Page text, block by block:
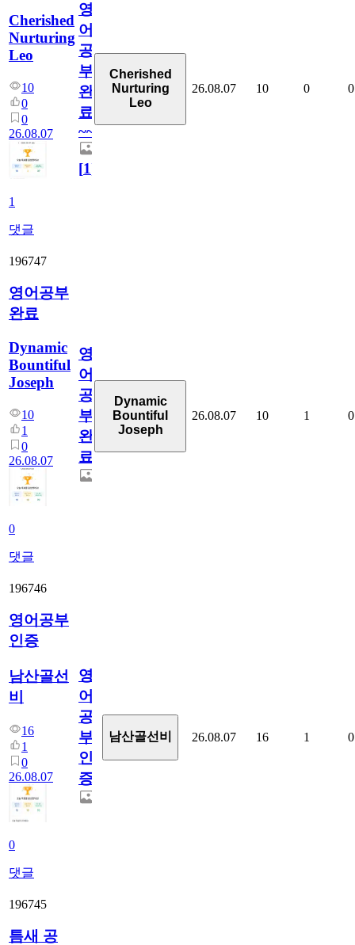
Cherished
Nurturing
Leo
10
0
0
26.08.07
1
댓글
영
어
공
부
완
료
~~
[1]
Cherished
Nurturing
Leo
26.08.07 10 0 0
196747
영어공부
완료
Dynamic
Bountiful
Joseph
10
1
0
26.08.07
0
댓글
영
어
공
부
완
료
Dynamic
Bountiful
Joseph
26.08.07 10 1 0
196746
영어공부
인증
남산골선
비
16
1
0
26.08.07
0
댓글
영
어
공
부
인
증
남산골선비 26.08.07 16 1 0
196745
틈새 공